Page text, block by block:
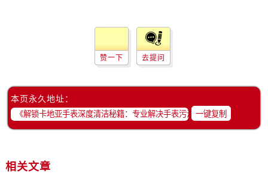
赞一下 去提问
本页永久地址：
一键复制
相关文章